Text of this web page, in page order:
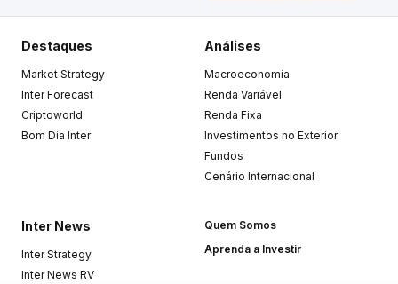
Destaques
Market Strategy
Inter Forecast
Criptoworld
Bom Dia Inter
Análises
Macroeconomia
Renda Variável
Renda Fixa
Investimentos no Exterior
Fundos
Cenário Internacional
Inter News
Inter Strategy
Inter News RV
Quem Somos
Aprenda a Investir